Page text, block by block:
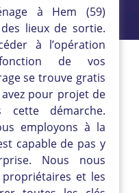
à Hem (59)
lieux de sortie.
à l’opération
de vos
se trouve gratis
pour projet de
cette démarche.
employons à la
capable de pas y
Nous nous
et les